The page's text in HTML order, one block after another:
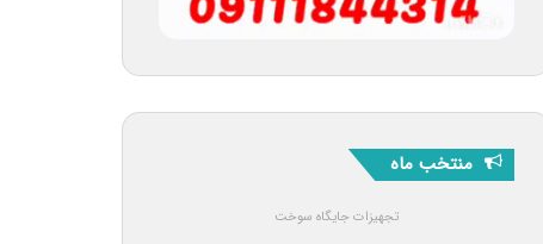
منتخب ماه
تجهیزات جایگاه سوخت